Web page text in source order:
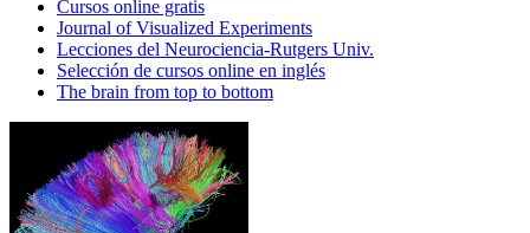
Cursos online gratis
Journal of Visualized Experiments
Lecciones del Neurociencia-Rutgers Univ.
Selección de cursos online en inglés
The brain from top to bottom